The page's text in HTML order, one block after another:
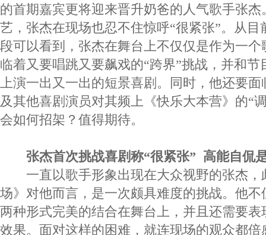
的首期嘉宾更将迎来晋升奶爸的人气歌手张
艺，张杰在现场也忍不住惊呼“很紧张”。从
段可以看到，张杰在舞台上不仅仅是作为一
临着又要唱跳又要飙戏的“跨界”挑战，并和
上演一出又一出的短景喜剧。同时，他还要
及其他喜剧演员对其频上《快乐大本营》的“
会如何招架？值得期待。
张杰首次挑战喜剧称“很紧张” 高能自侃
一直以歌手形象出现在大众视野的张杰，
场》对他而言，是一次颇具难度的挑战。他
两种形式完美的结合在舞台上，并且还需要
效果。面对这样的困难，就连现场的观众都倍